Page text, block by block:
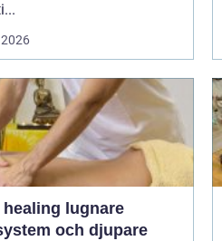
lugnare
och djupare